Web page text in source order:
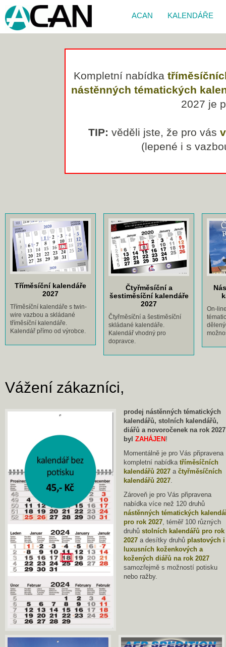
ACAN KALENDÁŘE
Kompletní nabídka
nástěnných tématických
2027 je
TIP: věděli jste, že pro vás
(lepené i s
Tříměsíční kalendáře
2027
Tříměsíční kalendáře s twin-
wire vazbou a skládané
tříměsíční kalendáře.
Kalendář přímo od výrobce.
Čtyřměsíční a
šestiměsíční kalendáře
2027
Čtyřměsíční a šestiměsíční
skládané kalendáře.
Kalendář vhodný pro
dopravce.
On-
Vážení zákazníci,
prodej nástěnných tématických
kalendářů, stolních kalendářů,
diářů a novoročenek na rok 2027
byl ZAHÁJEN !
Momentálně je pro Vás připravena
kompletní nabídka tříměsíčních
kalendářů 2027 a čtyřměsíčních
kalendářů 2027.
Zároveň je pro Vás připravena
nabídka více než 120 druhů
nástěnných tématických
pro rok 2027, téměř 100 různých
druhů stolních kalendářů pro rok
2027 a desítky druhů plastových i
luxusních koženkových a
kožených diářů na rok 2027
samozřejmě s možností potisku
nebo ražby.